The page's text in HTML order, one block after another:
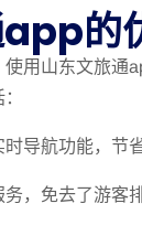
的
用山东文旅通
导航功能，节
，免去了游客